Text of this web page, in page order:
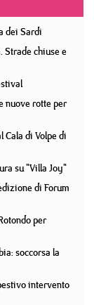
dei Sardi
Strade chiuse e
nuove rotte per
di Volpe di
su "Villa Joy"
di Forum
per
soccorsa la
intervento